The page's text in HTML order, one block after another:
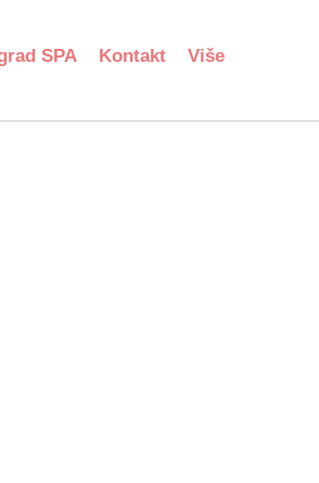
SPA Kontakt Više